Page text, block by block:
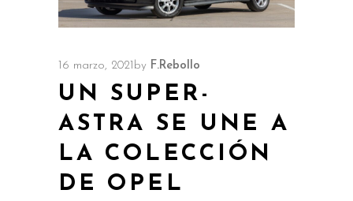
16 marzo, 2021 by F.Rebollo
UN SUPER-
ASTRA SE UNE A
LA COLECCIÓN
DE OPEL